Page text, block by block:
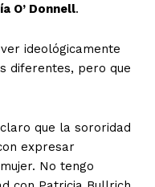
O’ Donnell.
ideológicamente
diferentes, pero que
que la sororidad
expresar
No tengo